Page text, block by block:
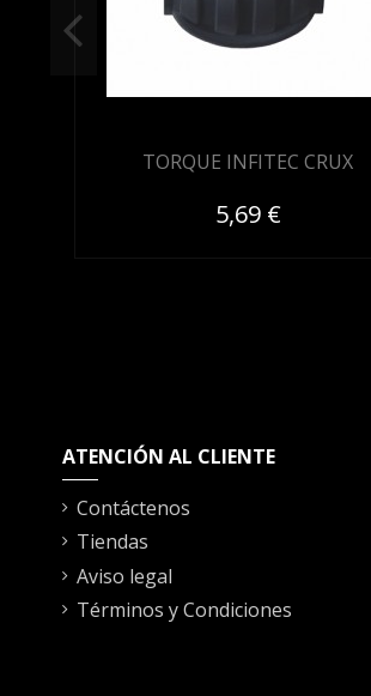
TORQUE INFITEC CRUX
5,69 €
ATENCIÓN AL CLIENTE
Contáctenos
Tiendas
Aviso legal
Términos y Condiciones